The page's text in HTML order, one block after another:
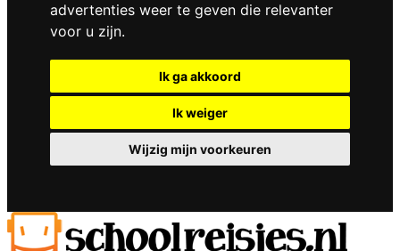
advertenties weer te geven die relevanter
voor u zijn.
Ik ga akkoord
Ik weiger
Wijzig mijn voorkeuren